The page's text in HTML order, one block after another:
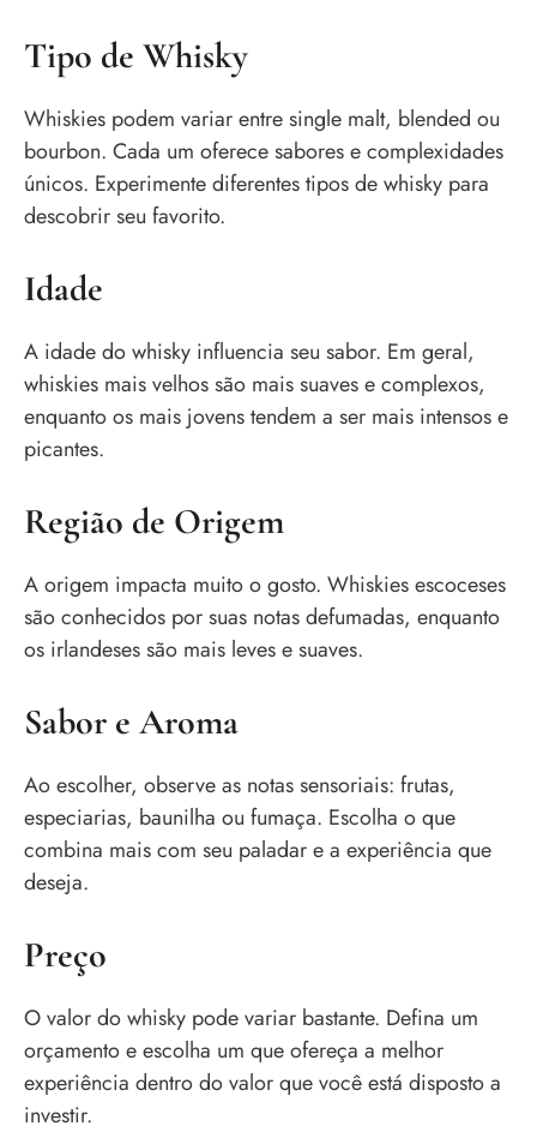
Tipo de Whisky
Whiskies podem variar entre single malt, blended ou
bourbon. Cada um oferece sabores e complexidades
únicos. Experimente diferentes tipos de whisky para
descobrir seu favorito.
Idade
A idade do whisky influencia seu sabor. Em geral,
whiskies mais velhos são mais suaves e complexos,
enquanto os mais jovens tendem a ser mais intensos e
picantes.
Região de Origem
A origem impacta muito o gosto. Whiskies escoceses
são conhecidos por suas notas defumadas, enquanto
os irlandeses são mais leves e suaves.
Sabor e Aroma
Ao escolher, observe as notas sensoriais: frutas,
especiarias, baunilha ou fumaça. Escolha o que
combina mais com seu paladar e a experiência que
deseja.
Preço
O valor do whisky pode variar bastante. Defina um
orçamento e escolha um que ofereça a melhor
experiência dentro do valor que você está disposto a
investir.